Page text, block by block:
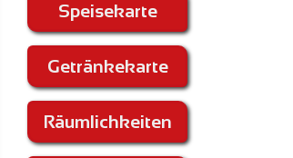
Speisekarte
Getränkekarte
Räumlichkeiten